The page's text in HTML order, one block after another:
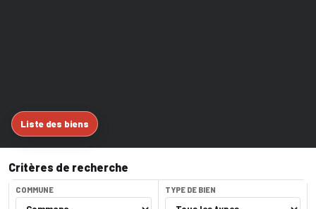
Critères de recherche
COMMUNE TYPE DE BIEN
Liste des biens